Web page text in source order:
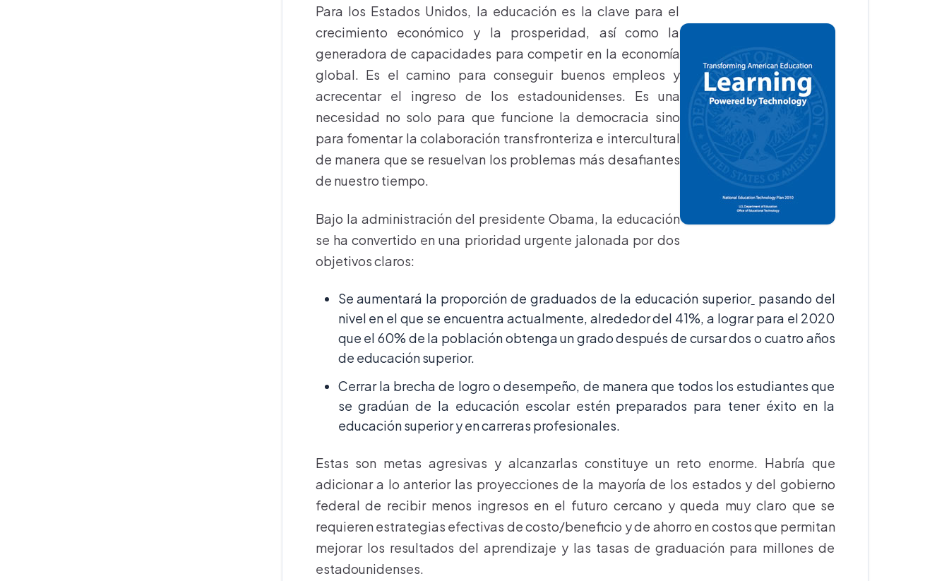
Para los Estados Unidos, la educación es la clave para el
crecimiento económico y la prosperidad, así como la
generadora de capacidades para competir en la economía
global. Es el camino para conseguir buenos empleos y
acrecentar el ingreso de los estadounidenses. Es una
necesidad no solo para que funcione la democracia sino
para fomentar la colaboración transfronteriza e intercultural
de manera que se resuelvan los problemas más desafiantes
de nuestro tiempo.
Bajo la administración del presidente Obama, la educación
se ha convertido en una prioridad urgente jalonada por dos
objetivos claros:
Se aumentará la proporción de graduados de la educación superior pasando del
nivel en el que se encuentra actualmente, alrededor del 41%, a lograr para el 2020
que el 60% de la población obtenga un grado después de cursar dos o cuatro años
de educación superior.
Cerrar la brecha de logro o desempeño, de manera que todos los estudiantes que
se gradúan de la educación escolar estén preparados para tener éxito en la
educación superior y en carreras profesionales.
Estas son metas agresivas y alcanzarlas constituye un reto enorme. Habría que
adicionar a lo anterior las proyecciones de la mayoría de los estados y del gobierno
federal de recibir menos ingresos en el futuro cercano y queda muy claro que se
requieren estrategias efectivas de costo/beneficio y de ahorro en costos que permitan
mejorar los resultados del aprendizaje y las tasas de graduación para millones de
estadounidenses.